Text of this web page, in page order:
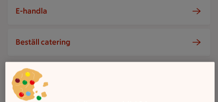
E-handla
Beställ catering